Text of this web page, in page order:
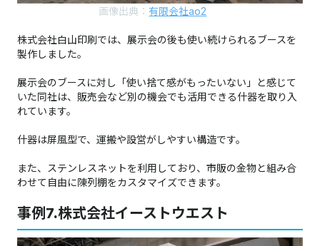
画像出典：有限会社ao2
株式会社白山印刷では、展示会の後も使い続けられるブースを
製作しました。
展示会のブースに対し「使い捨て感がもったいない」と感じて
いた同社は、販売会など別の機会でも活用できる什器を取り入
れています。
什器は屏風型で、運搬や設営がしやすい構造です。
また、ステンレスネットを利用しており、市販の金物と組み合
わせて自由に陳列棚をカスタマイズできます。
事例7.株式会社イーストウエスト